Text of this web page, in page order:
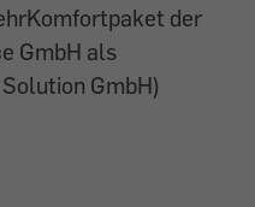
der
GmbH als
GmbH)